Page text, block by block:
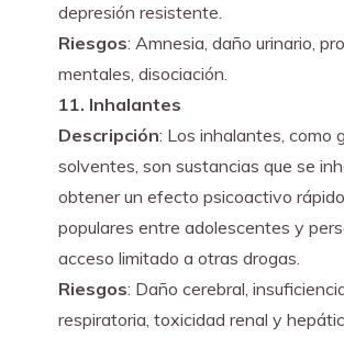
depresión resistente.
Riesgos: Amnesia, daño urinario,
mentales, disociación.
11. Inhalantes
Descripción: Los inhalantes, como
solventes, son sustancias que se
obtener un efecto psicoactivo
populares entre adolescentes y
acceso limitado a otras drogas.
Riesgos: Daño cerebral,
respiratoria, toxicidad renal y